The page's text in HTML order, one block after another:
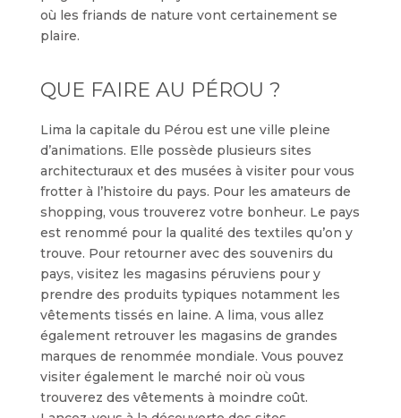
où les friands de nature vont certainement se
plaire.
QUE FAIRE AU PÉROU ?
Lima la capitale du Pérou est une ville pleine
d’animations. Elle possède plusieurs sites
architecturaux et des musées à visiter pour vous
frotter à l’histoire du pays. Pour les amateurs de
shopping, vous trouverez votre bonheur. Le pays
est renommé pour la qualité des textiles qu’on y
trouve. Pour retourner avec des souvenirs du
pays, visitez les magasins péruviens pour y
prendre des produits typiques notamment les
vêtements tissés en laine. A lima, vous allez
également retrouver les magasins de grandes
marques de renommée mondiale. Vous pouvez
visiter également le marché noir où vous
trouverez des vêtements à moindre coût.